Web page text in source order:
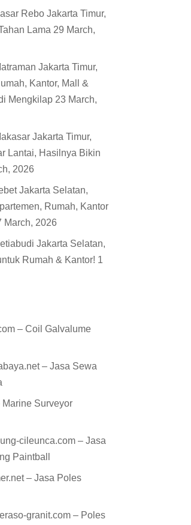
Rebo Jakarta Timur,
Lama 29 March,
Jakarta Timur,
Kantor, Mall &
Mengkilap 23 March,
Jakarta Timur,
Lantai, Hasilnya Bikin
2026
Jakarta Selatan,
Rumah, Kantor
March, 2026
Jakarta Selatan,
Rumah & Kantor! 1
– Coil Galvalume
– Jasa Sewa
Surveyor
cileunca.com – Jasa
Paintball
– Jasa Poles
granit.com – Poles